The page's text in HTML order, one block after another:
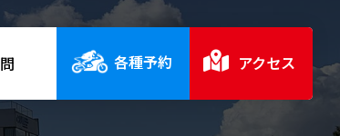
各種予約 アクセス